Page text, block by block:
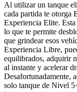
Al utilizar un tanque
cada partida te otorga
Experiencia Elite.
lo que te permite
que grindear esos
Experiencia Libre,
equilibrados, adquirir
al instante y acelerar
Desafortunadamente,
solo tanque de Nivel